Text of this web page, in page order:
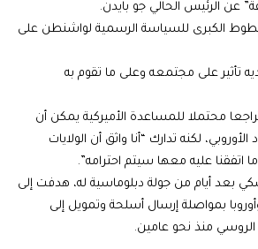
عن الرئيس الحالي جو بايدن.
الكبرى للسياسة الرسمية لواشنطن على
تأثير على مجتمعه وعلى ما تقوم به
محتملا للمساعدة الأميركية يمكن أن
لكنه تدارك “أنا واثق أن الولايات
اتفقنا عليه معها سيتم احترامه”.
بعد أيام من جولة دبلوماسية له، هدفت إلى
بمواصلة إرسال أسلحة وتمويل إلى
الروسي منذ نحو عامين.